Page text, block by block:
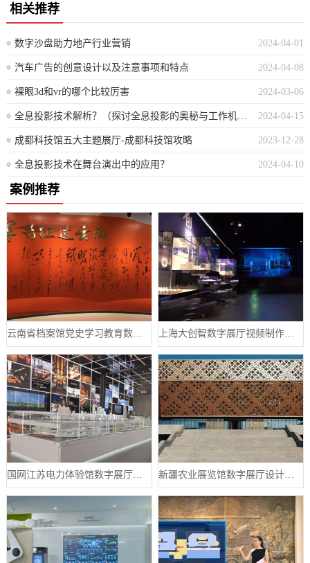
相关推荐
2024-04-01
数字沙盘助力地产行业营销
2024-04-08
汽车广告的创意设计以及注意事项和特点
2024-03-06
裸眼3d和vr的哪个比较厉害
2024-04-15
全息投影技术解析？（探讨全息投影的奥秘与工作机制）
2023-12-28
成都科技馆五大主题展厅-成都科技馆攻略
2024-04-10
全息投影技术在舞台演出中的应用？
案例推荐
云南省档案馆党史学习教育数字展厅案例
国网江苏电力体验馆数字展厅案例 新疆农业展览馆数字展厅设计案例